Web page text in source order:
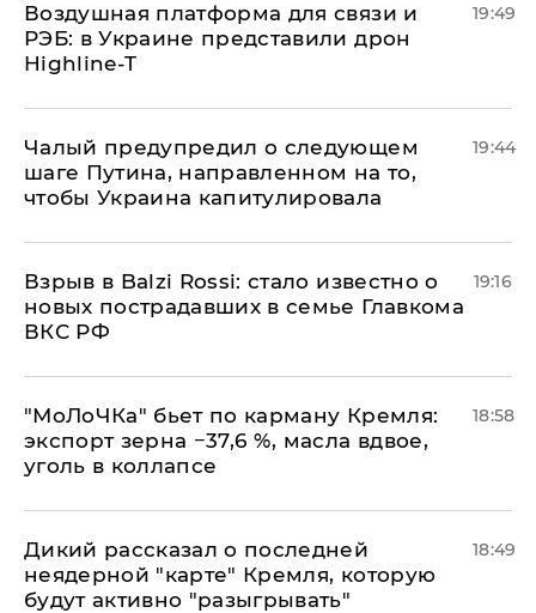
Воздушная платформа для связи и
РЭБ: в Украине представили дрон
Highline-T
19:49
Чалый предупредил о следующем
шаге Путина, направленном на то,
чтобы Украина капитулировала
19:44
Взрыв в Balzi Rossi: стало известно о
новых пострадавших в семье Главкома
ВКС РФ
19:16
​"МоЛоЧКа" бьет по карману Кремля:
экспорт зерна −37,6 %, масла вдвое,
уголь в коллапсе
18:58
Дикий рассказал о последней
неядерной "карте" Кремля, которую
будут активно "разыгрывать"
18:49